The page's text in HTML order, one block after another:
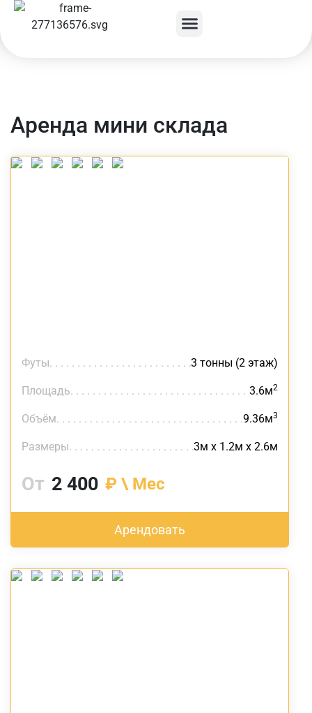
Аренда мини склада
Футы 3 тонны (2 этаж)
Площадь 3.6м2
Объём 9.36м3
Размеры 3м х 1.2м х 2.6м
От 2 400 ₽ \ Мес
Арендовать